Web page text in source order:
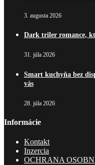
3. augusta 2026
Dark triler romance,
31. júla 2026
Smart kuchyňa bez
vás
28. júla 2026
Informácie
Kontakt
Inzercia
OCHRANA